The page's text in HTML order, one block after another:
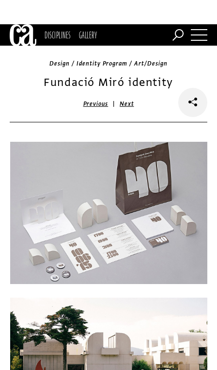
DISCIPLINES GALLERY
Design / Identity Program / Art/Design
Fundació Miró identity
Previous |Next